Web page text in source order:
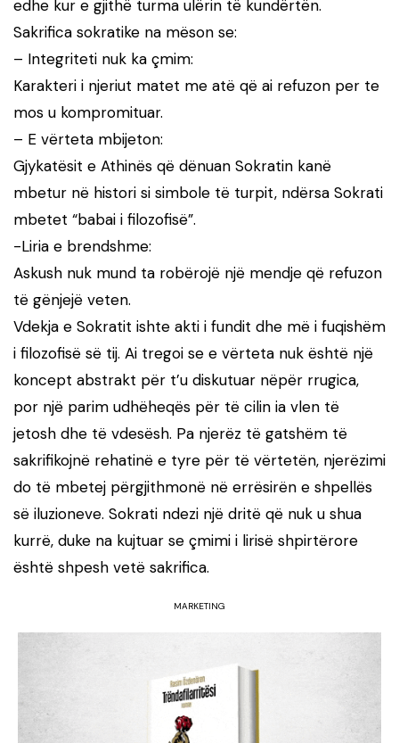
edhe kur e gjithë turma ulërin të kundërtën.
Sakrifica sokratike na mëson se:
– Integriteti nuk ka çmim:
Karakteri i njeriut matet me atë që ai refuzon per te
mos u kompromituar.
– E vërteta mbijeton:
Gjykatësit e Athinës që dënuan Sokratin kanë
mbetur në histori si simbole të turpit, ndërsa Sokrati
mbetet “babai i filozofisë”.
-Liria e brendshme:
Askush nuk mund ta robërojë një mendje që refuzon
të gënjejë veten.
Vdekja e Sokratit ishte akti i fundit dhe më i fuqishëm
i filozofisë së tij. Ai tregoi se e vërteta nuk është një
koncept abstrakt për t’u diskutuar nëpër rrugica,
por një parim udhëheqës për të cilin ia vlen të
jetosh dhe të vdesësh. Pa njerëz të gatshëm të
sakrifikojnë rehatinë e tyre për të vërtetën, njerëzimi
do të mbetej përgjithmonë në errësirën e shpellës
së iluzioneve. Sokrati ndezi një dritë që nuk u shua
kurrë, duke na kujtuar se çmimi i lirisë shpirtërore
është shpesh vetë sakrifica.
MARKETING